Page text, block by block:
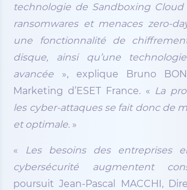
technologie de Sandboxing
ransomwares et menaces zero-
une fonctionnalité de
disque, ainsi qu’une
avancée », explique Bruno
Marketing d’ESET France. « La
les cyber-attaques se fait donc de
et optimale. »
« Les besoins des entreprises
cybersécurité augmentent
poursuit Jean-Pascal MACCHI,